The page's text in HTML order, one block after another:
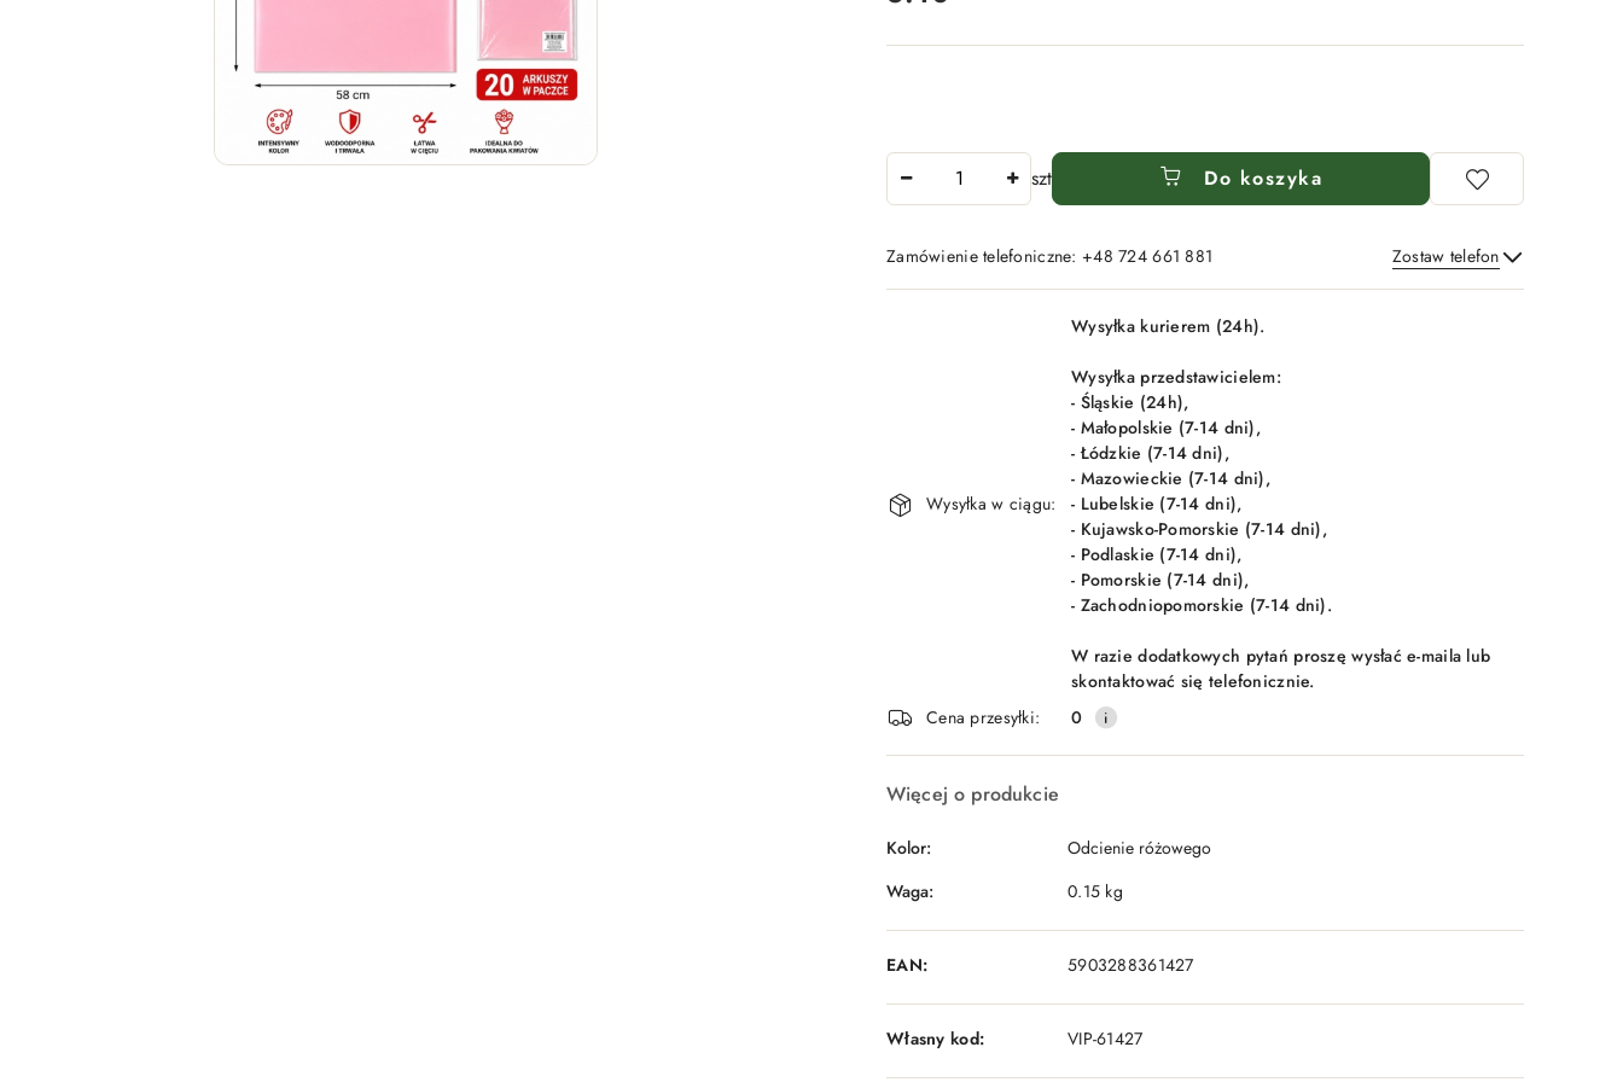
szt Do koszyka
Zamówienie telefoniczne: +48 724 661 881 Zostaw telefon
Wyślij
Wysyłka w ciągu:
Wysyłka kurierem (24h).
Wysyłka przedstawicielem:
- Śląskie (24h),
- Małopolskie (7-14 dni),
- Łódzkie (7-14 dni),
- Mazowieckie (7-14 dni),
- Lubelskie (7-14 dni),
- Kujawsko-Pomorskie (7-14 dni),
- Podlaskie (7-14 dni),
- Pomorskie (7-14 dni),
- Zachodniopomorskie (7-14 dni).
W razie dodatkowych pytań proszę wysłać e-maila lub
skontaktować się telefonicznie.
Cena przesyłki:
0
Więcej o produkcie
Kolor:
Odcienie różowego
Waga:
0.15 kg
EAN: 5903288361427
Własny kod: VIP-61427